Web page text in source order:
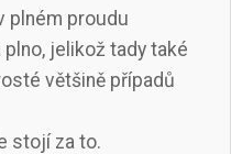
plném proudu
jelikož tady také
většině případů
stojí za to.